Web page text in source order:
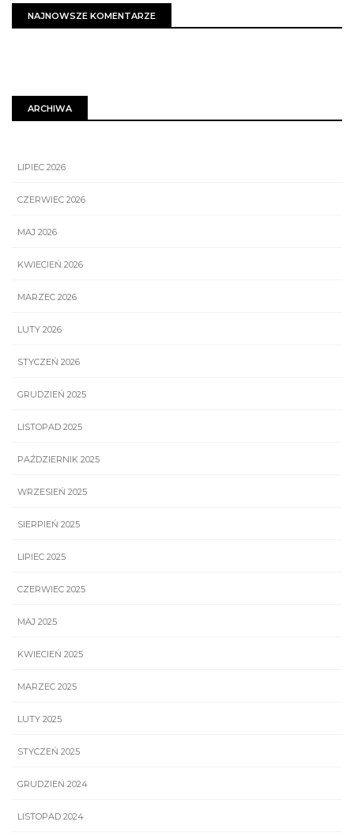
NAJNOWSZE KOMENTARZE
ARCHIWA
LIPIEC 2026
CZERWIEC 2026
MAJ 2026
KWIECIEŃ 2026
MARZEC 2026
LUTY 2026
STYCZEŃ 2026
GRUDZIEŃ 2025
LISTOPAD 2025
PAŹDZIERNIK 2025
WRZESIEŃ 2025
SIERPIEŃ 2025
LIPIEC 2025
CZERWIEC 2025
MAJ 2025
KWIECIEŃ 2025
MARZEC 2025
LUTY 2025
STYCZEŃ 2025
GRUDZIEŃ 2024
LISTOPAD 2024